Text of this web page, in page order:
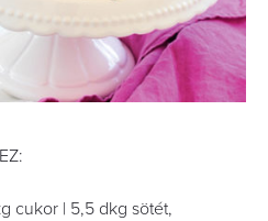
cukor | 5,5 dkg sötét,